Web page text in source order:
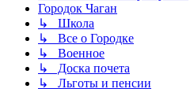
Городок Чаган
↳ Школа
↳ Все о Городке
↳ Военное
↳ Доска почета
↳ Льготы и пенсии